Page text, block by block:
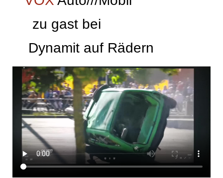
zu gast bei
Dynamit auf Rädern